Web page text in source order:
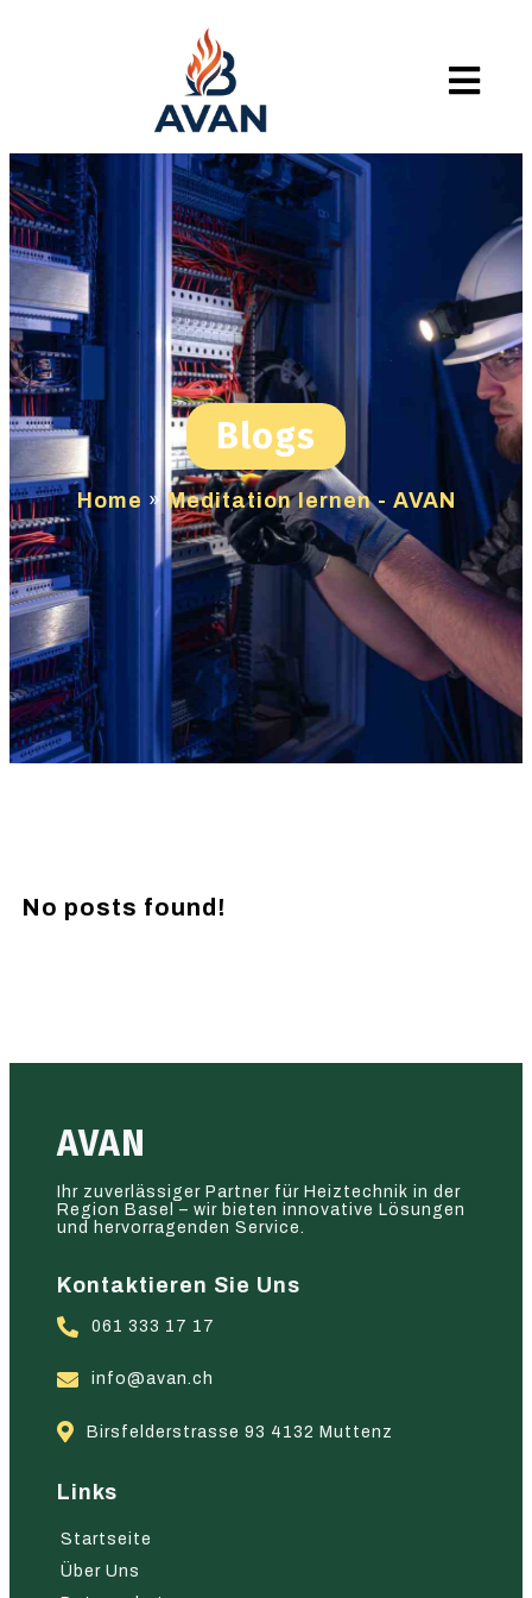
Blogs
Home »Meditation lernen - AVAN
No posts found!
AVAN
Ihr zuverlässiger Partner für Heiztechnik in der
Region Basel – wir bieten innovative Lösungen
und hervorragenden Service.
Kontaktieren Sie Uns
061 333 17 17
info@avan.ch
Birsfelderstrasse 93 4132 Muttenz
Links
Startseite
Über Uns